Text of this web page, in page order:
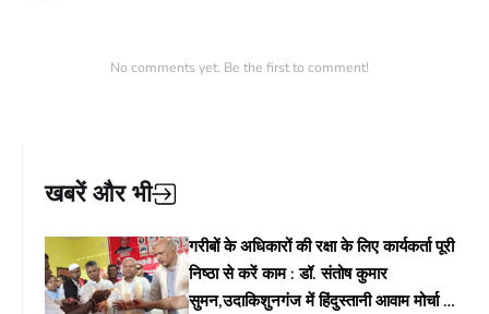
No comments yet. Be the first to comment!
खबरें और भी
गरीबों के अधिकारों की रक्षा के लिए कार्यकर्ता पूरी
निष्ठा से करें काम : डॉ. संतोष कुमार
सुमन,उदाकिशुनगंज में हिंदुस्तानी आवाम मोर्चा के